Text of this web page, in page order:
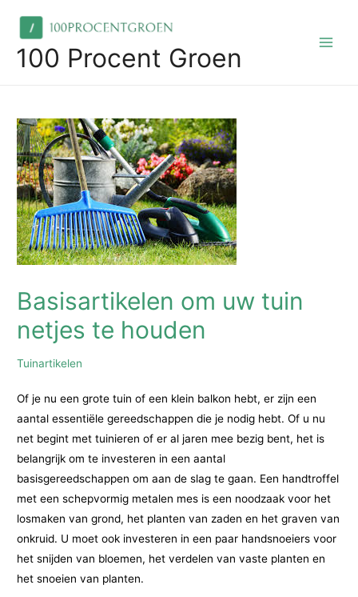
content100 Procent Groen
Basisartikelen om uw tuin
netjes te houden
Tuinartikelen
Of je nu een grote tuin of een klein balkon hebt, er zijn een
aantal essentiële gereedschappen die je nodig hebt. Of u nu
net begint met tuinieren of er al jaren mee bezig bent, het is
belangrijk om te investeren in een aantal
basisgereedschappen om aan de slag te gaan. Een handtroffel
met een schepvormig metalen mes is een noodzaak voor het
losmaken van grond, het planten van zaden en het graven van
onkruid. U moet ook investeren in een paar handsnoeiers voor
het snijden van bloemen, het verdelen van vaste planten en
het snoeien van planten.